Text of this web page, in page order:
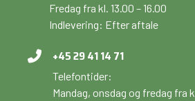
Fredag fra kl. 13.00 – 16.00
Indlevering: Efter aftale
+45 29 41 14 71
Telefontider:
Mandag, onsdag og fredag fra